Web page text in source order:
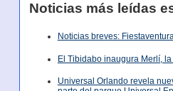
Noticias más leídas
Noticias breves:
El Tibidabo inaugura Merlí,
Universal Orlando revela